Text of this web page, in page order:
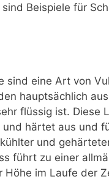
Beispiele für
sind eine Art von
hauptsächlich
flüssig ist. Diese
und härtet aus und
und
führt zu einer
Höhe im Laufe der